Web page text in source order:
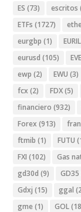
ES (73) escritos
ETFs (1727)
eurgbp (1)
eurusd (105)
ewp (2) EWU (3)
fcx (2) FDX(5)
financiero (932)
Forex (913)
ftmib (1) FUTU
FXI (102) Gas
gd30d (9) GD35
Gdxj (15) ggal
gme (1) GOL